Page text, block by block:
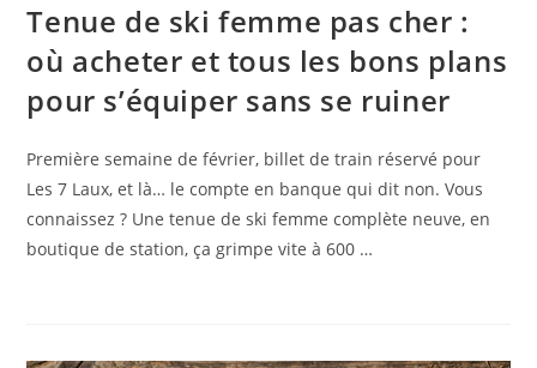
Tenue de ski femme pas cher :
où acheter et tous les bons plans
pour s’équiper sans se ruiner
Première semaine de février, billet de train réservé pour
Les 7 Laux, et là… le compte en banque qui dit non. Vous
connaissez ? Une tenue de ski femme complète neuve, en
boutique de station, ça grimpe vite à 600 …